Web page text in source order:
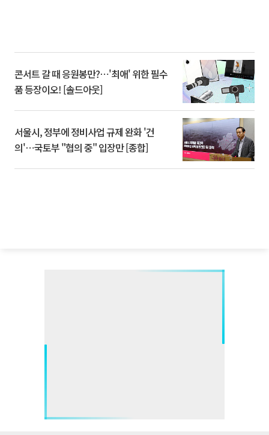
콘서트 갈 때 응원봉만?⋯'최애' 위한 필수
품 등장이오! [솔드아웃]
서울시, 정부에 정비사업 규제 완화 '건
의'⋯국토부 "협의 중" 입장만 [종합]